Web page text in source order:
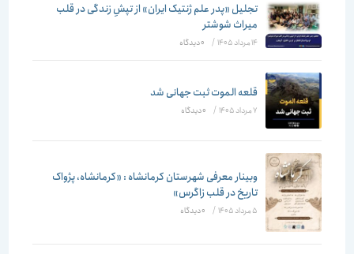
تجلیل «پدر علم ژنتیک ایران» از تپشِ زندگی در قلب
میراث شوشتر
14 مرداد 1405 / ۰ دیدگاه
قلعه الموت ثبت جهانی شد
7 مرداد 1405 / ۰ دیدگاه
وبینار معرفی شهرستان کرمانشاه : «کرمانشاه، پژواک
تاریخ در قلب زاگرس»
5 مرداد 1405 / ۰ دیدگاه